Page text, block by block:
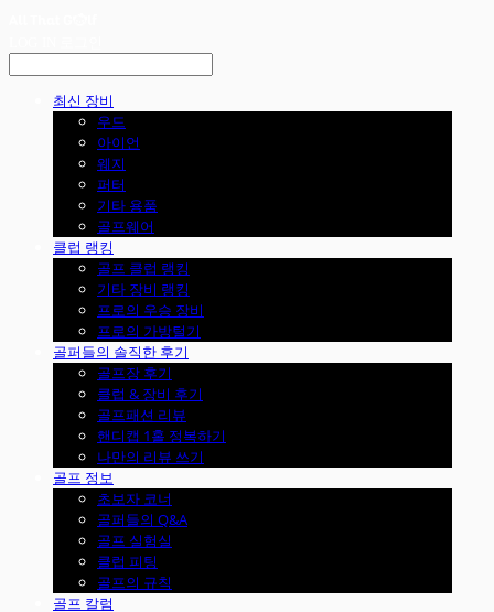
최신 장비
우드
아이언
웨지
퍼터
기타 용품
골프웨어
클럽 랭킹
골프 클럽 랭킹
기타 장비 랭킹
프로의 우승 장비
프로의 가방털기
골퍼들의 솔직한 후기
골프장 후기
클럽 & 장비 후기
골프패션 리뷰
핸디캡 1홀 정복하기
나만의 리뷰 쓰기
골프 정보
초보자 코너
골퍼들의 Q&A
골프 실험실
클럽 피팅
골프의 규칙
골프 칼럼